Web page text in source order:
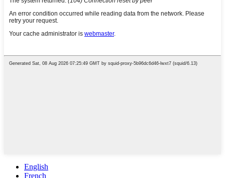
English
French